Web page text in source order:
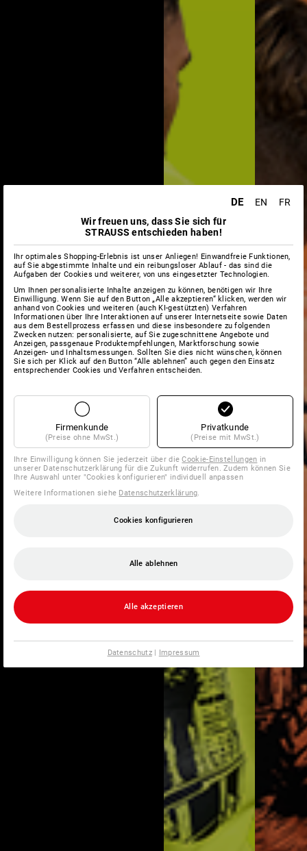
DE EN
FR
Wir freuen uns, dass Sie sich für
STRAUSS entschieden haben!
Ihr optimales Shopping-Erlebnis ist unser Anliegen! Einwandfreie Funktionen,
auf Sie abgestimmte Inhalte und ein reibungsloser Ablauf - das sind die
Aufgaben der Cookies und weiterer, von uns eingesetzter Technologien.
Um Ihnen personalisierte Inhalte anzeigen zu können, benötigen wir Ihre
Einwilligung. Wenn Sie auf den Button „Alle akzeptieren“ klicken, werden wir
anhand von Cookies und weiteren (auch KI-gestützten) Verfahren
Informationen über Ihre Interaktionen auf unserer Internetseite sowie Daten
aus dem Bestellprozess erfassen und diese insbesondere zu folgenden
Zwecken nutzen: personalisierte, auf Sie zugeschnittene Angebote und
Anzeigen, passgenaue Produktempfehlungen, Marktforschung sowie
Anzeigen- und Inhaltsmessungen. Sollten Sie dies nicht wünschen, können
Sie sich per Klick auf den Button “Alle ablehnen” auch gegen den Einsatz
entsprechender Cookies und Verfahren entscheiden.
Firmenkunde
(Preise ohne MwSt.)
Privatkunde
(Preise mit MwSt.)
Ihre Einwilligung können Sie jederzeit über dieCookie-Einstellungen in
unserer Datenschutzerklärung für die Zukunft widerrufen. Zudem können Sie
Ihre Auswahl unter "Cookies konfigurieren" individuell anpassen
Weitere Informationen siehe Datenschutzerklärung.
Cookies konfigurieren
Alle ablehnen
Alle akzeptieren
Datenschutz| Impressum